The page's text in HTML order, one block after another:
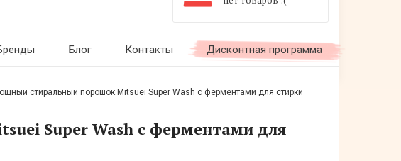
Блог Контакты Дисконтная программа
стиральный порошок Mitsuei Super Wash с ферментами для стирки
Super Wash с ферментами для